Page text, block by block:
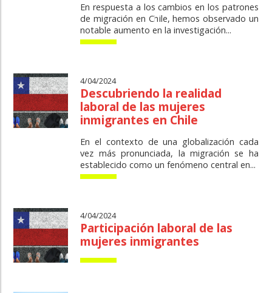
En respuesta a los cambios en los patrones
de migración en Chile, hemos observado un
notable aumento en la investigación...
4/04/2024
Descubriendo la realidad
laboral de las mujeres
inmigrantes en Chile
En el contexto de una globalización cada
vez más pronunciada, la migración se ha
establecido como un fenómeno central en...
4/04/2024
Participación laboral de las
mujeres inmigrantes